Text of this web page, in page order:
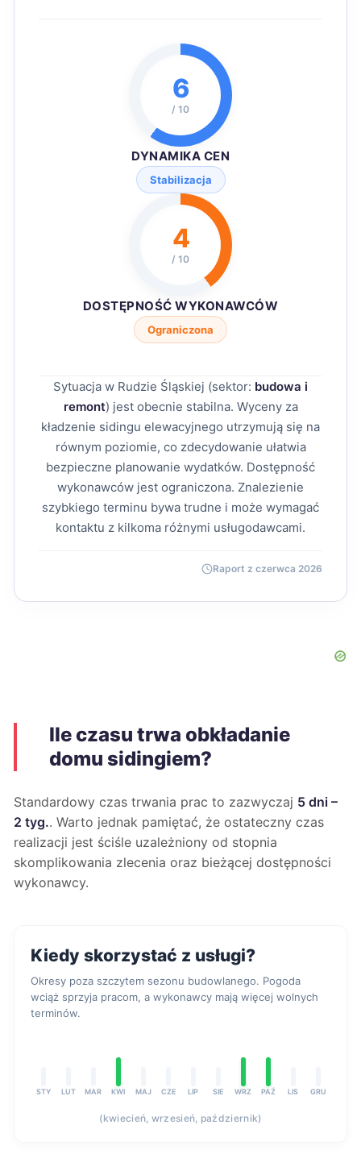
6
/ 10
DYNAMIKA CEN
Stabilizacja
4
/ 10
DOSTĘPNOŚĆ WYKONAWCÓW
Ograniczona
Sytuacja w Rudzie Śląskiej (sektor: budowa i
remont) jest obecnie stabilna. Wyceny za
kładzenie sidingu elewacyjnego utrzymują się na
równym poziomie, co zdecydowanie ułatwia
bezpieczne planowanie wydatków. Dostępność
wykonawców jest ograniczona. Znalezienie
szybkiego terminu bywa trudne i może wymagać
kontaktu z kilkoma różnymi usługodawcami.
Raport z czerwca 2026
Ile czasu trwa obkładanie
domu sidingiem?
Standardowy czas trwania prac to zazwyczaj 5 dni –
2 tyg.. Warto jednak pamiętać, że ostateczny czas
realizacji jest ściśle uzależniony od stopnia
skomplikowania zlecenia oraz bieżącej dostępności
wykonawcy.
Kiedy skorzystać z usługi?
Okresy poza szczytem sezonu budowlanego. Pogoda
wciąż sprzyja pracom, a wykonawcy mają więcej wolnych
terminów.
STY LUT MAR KWI MAJ CZE LIP SIE WRZ PAŹ LIS GRU
(kwiecień, wrzesień, październik)